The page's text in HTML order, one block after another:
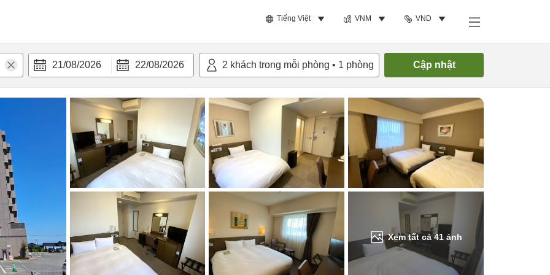
Tiếng Việt VNM VND
21/08/2026 22/08/2026 2 khách trong mỗi phòng • 1 phòng Cập nhật
Xem tất cả41 ảnh
bật Tiện nghi Tìm phòng trống